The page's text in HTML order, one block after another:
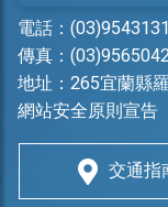
電話： (03)9543131
傳真：
地址： 265宜蘭縣
網站安全原則宣告
交通指